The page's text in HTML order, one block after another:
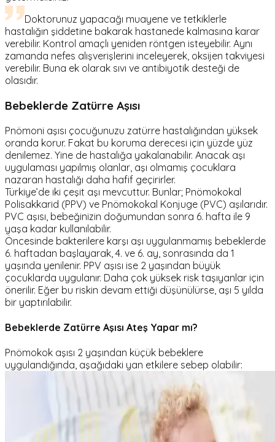
Doktorunuz yapacağı muayene ve tetkiklerle
hastalığın şiddetine bakarak hastanede kalmasına karar
verebilir. Kontrol amaçlı yeniden röntgen isteyebilir. Aynı
zamanda nefes alışverişlerini inceleyerek, oksijen takviyesi
verebilir. Buna ek olarak sıvı ve antibiyotik desteği de
olasıdır.
Bebeklerde Zatürre Aşısı
Pnömoni aşısı çocuğunuzu zatürre hastalığından yüksek
oranda korur. Fakat bu koruma derecesi için yüzde yüz
denilemez. Yine de hastalığa yakalanabilir. Anacak aşı
uygulaması yapılmış olanlar, aşı olmamış çocuklara
nazaran hastalığı daha hafif geçirirler.
Türkiye’de iki çeşit aşı mevcuttur. Bunlar; Pnömokokal
Polisakkarid (PPV) ve Pnömokokal Konjuge (PVC) aşılarıdır.
PVC aşısı, bebeğinizin doğumundan sonra 6. hafta ile 9
yaşa kadar kullanılabilir.
Öncesinde bakterilere karşı aşı uygulanmamış bebeklerde
6. haftadan başlayarak, 4. ve 6. ay, sonrasında da 1
yaşında yenilenir. PPV aşısı ise 2 yaşından büyük
çocuklarda uygulanır. Daha çok yüksek risk taşıyanlar için
önerilir. Eğer bu riskin devam ettiği düşünülürse, aşı 5 yılda
bir yaptırılabilir.
Bebeklerde Zatürre Aşısı Ateş Yapar mı?
Pnömokok aşısı 2 yaşından küçük bebeklere
uygulandığında, aşağıdaki yan etkilere sebep olabilir: